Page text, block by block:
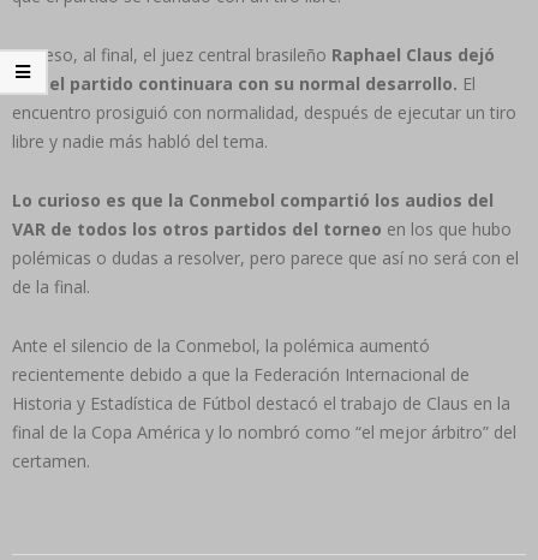
Por eso, al final, el juez central brasileño Raphael Claus dejó
que el partido continuara con su normal desarrollo. El
encuentro prosiguió con normalidad, después de ejecutar un tiro
libre y nadie más habló del tema.
Lo curioso es que la Conmebol compartió los audios del
VAR de todos los otros partidos del torneo en los que hubo
polémicas o dudas a resolver, pero parece que así no será con el
de la final.
Ante el silencio de la Conmebol, la polémica aumentó
recientemente debido a que la Federación Internacional de
Historia y Estadística de Fútbol destacó el trabajo de Claus en la
final de la Copa América y lo nombró como “el mejor árbitro” del
certamen.